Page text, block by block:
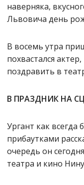
наверняка,
Львовича день
В восемь утра
похвастался
поздравить в
В ПРАЗДНИК НА
Ургант как всегда
прибаутками
очередь он
театра и кино